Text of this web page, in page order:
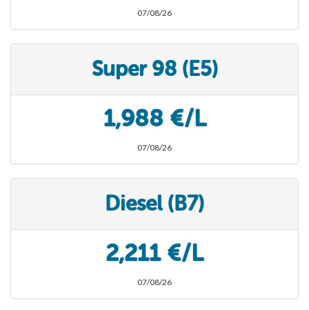
07/08/26
Super 98 (E5)
1,988 €/L
07/08/26
Diesel (B7)
2,211 €/L
07/08/26